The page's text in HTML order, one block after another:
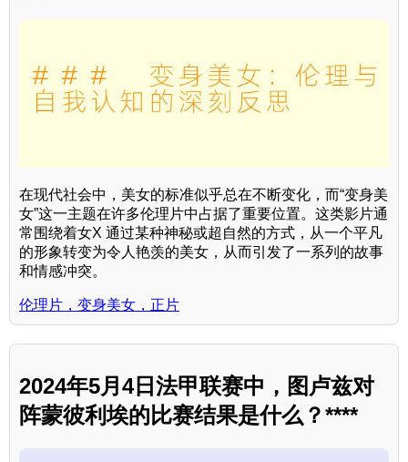
在现代社会中，美女的标准似乎总在不断变化，而“变身美
女”这一主题在许多伦理片中占据了重要位置。这类影片通
常围绕着女X 通过某种神秘或超自然的方式，从一个平凡
的形象转变为令人艳羡的美女，从而引发了一系列的故事
和情感冲突。
伦理片，变身美女，正片
2024年5月4日法甲联赛中，图卢兹对
阵蒙彼利埃的比赛结果是什么？****